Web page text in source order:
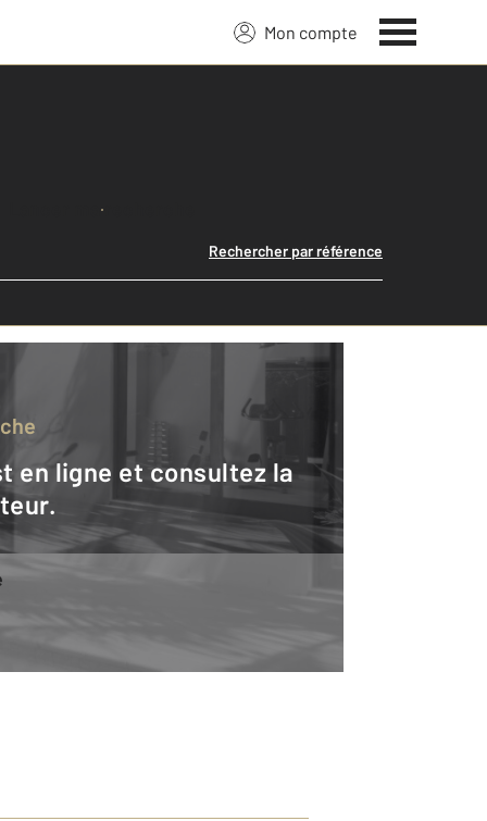
Mon compte
Lancer ma recherche
Rechercher par référence